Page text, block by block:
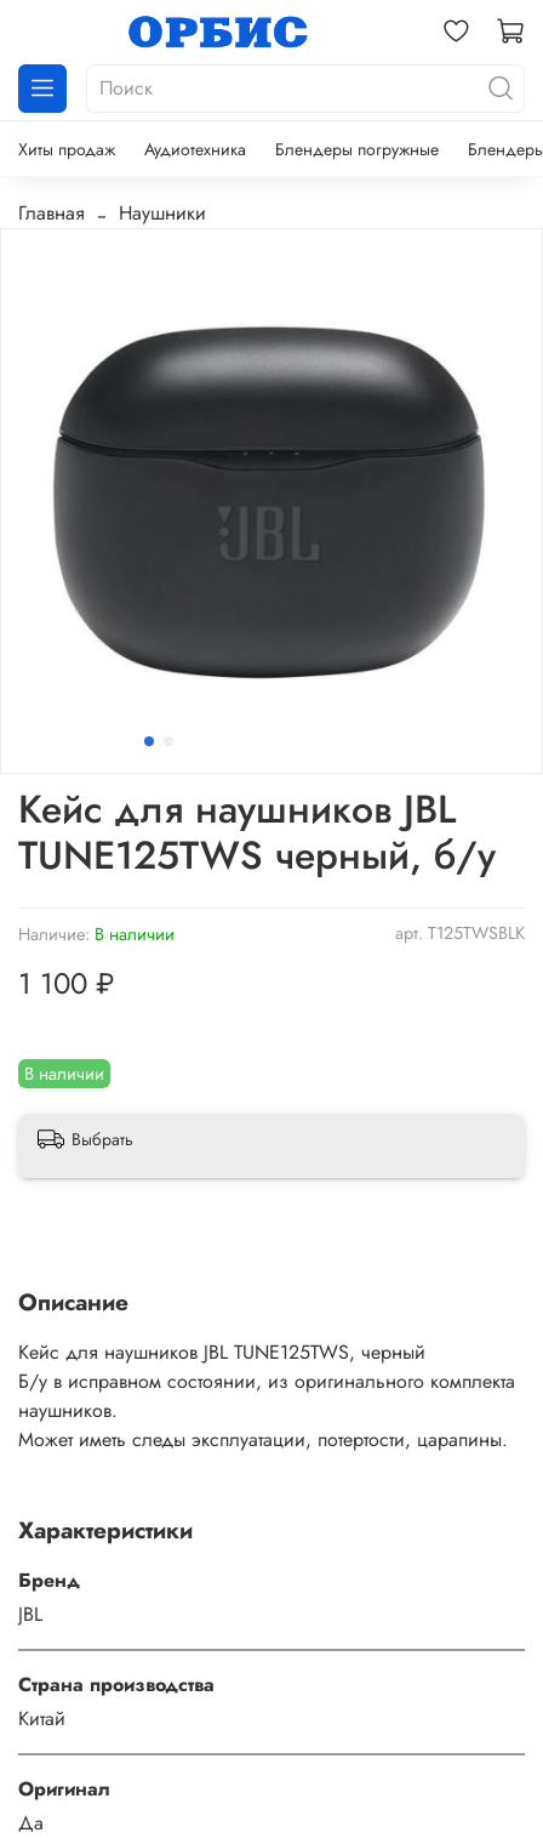
Хиты продаж Аудиотехника Блендеры погружные
Главная Наушники
арт. T125TWSBLK
Наличие: В наличии
В наличии
Кейс для наушников JBL
TUNE125TWS черный, б/у
1 100 ₽
Выбрать
Описание
Кейс для наушников JBL TUNE125TWS, черный
Б/у в исправном состоянии, из оригинального комплекта
наушников.
Может иметь следы эксплуатации, потертости, царапины.
Характеристики
Бренд
JBL
Страна производства
Китай
Оригинал
Да